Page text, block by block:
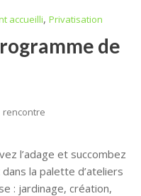
accueilli, Privatisation
de
rencontre
l’adage et succombez
la palette d’ateliers
: jardinage, création,